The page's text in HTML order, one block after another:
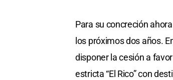
Para su concreción
los próximos dos años.
disponer la cesión a
estricta “El Rico” con